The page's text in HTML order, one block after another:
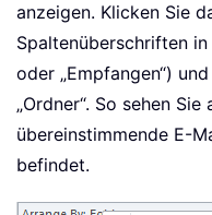
anzeigen. Klicken Sie
Spaltenüberschriften in
oder „Empfangen“)
„Ordner“. So sehen
übereinstimmende E-
befindet.